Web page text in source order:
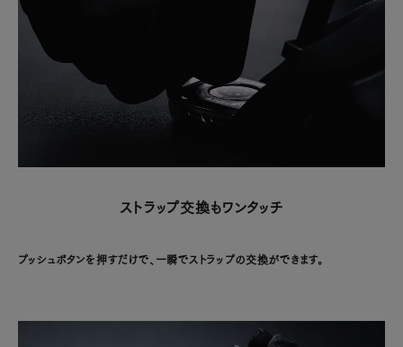
ストラップ交換もワンタッチ
プッシュボタンを押すだけで、一瞬でストラップの交換ができます。